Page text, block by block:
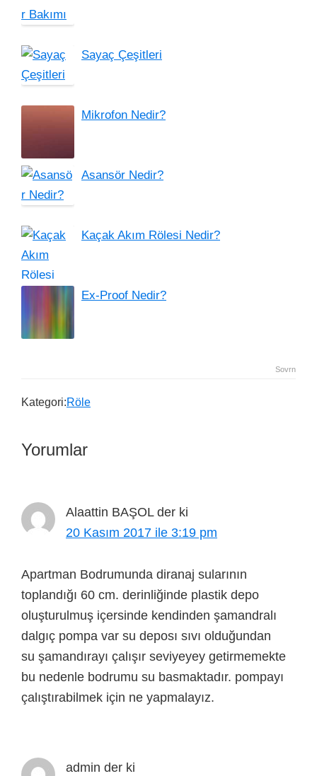
Sayaç Çeşitleri
Mikrofon Nedir?
Asansör Nedir?
Kaçak Akım Rölesi Nedir?
Ex-Proof Nedir?
Sovrn
Kategori:Röle
Yorumlar
Alaattin BAŞOL der ki
20 Kasım 2017 ile 3:19 pm
Apartman Bodrumunda diranaj sularının
toplandığı 60 cm. derinliğinde plastik depo
oluşturulmuş içersinde kendinden şamandralı
dalgıç pompa var su deposı sıvı olduğundan
su şamandırayı çalışır seviyeyey getirmemekte
bu nedenle bodrumu su basmaktadır. pompayı
çalıştırabilmek için ne yapmalayız.
admin der ki